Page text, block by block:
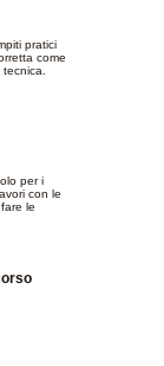
per i
con le
le
pratici
come